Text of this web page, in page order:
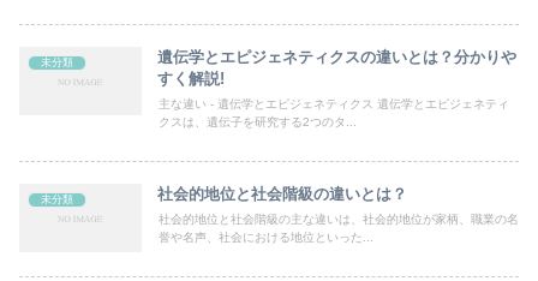
未分類
遺伝学とエピジェネティクスの違いとは？分かりや
すく解説!
主な違い - 遺伝学とエピジェネティクス 遺伝学とエピジェネティ
クスは、遺伝子を研究する2つのタ...
未分類 社会的地位と社会階級の違いとは？
社会的地位と社会階級の主な違いは、社会的地位が家柄、職業の名
誉や名声、社会における地位といった...